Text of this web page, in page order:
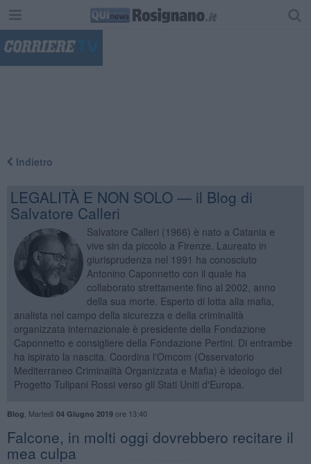
Indietro
LEGALITÀ E NON SOLO — il Blog di
Salvatore Calleri
Salvatore Calleri (1966) è nato a Catania e
vive sin da piccolo a Firenze. Laureato in
giurisprudenza nel 1991 ha conosciuto
Antonino Caponnetto con il quale ha
collaborato strettamente fino al 2002, anno
della sua morte. Esperto di lotta alla mafia,
analista nel campo della sicurezza e della criminalità
organizzata internazionale è presidente della Fondazione
Caponnetto e consigliere della Fondazione Pertini. Di entrambe
ha ispirato la nascita. Coordina l'Omcom (Osservatorio
Mediterraneo Criminalità Organizzata e Mafia) è ideologo del
Progetto Tulipani Rossi verso gli Stati Uniti d'Europa.
Blog Martedì 04 Giugno 2019ore 13:40
Falcone, in molti oggi dovrebbero recitare il
mea culpa